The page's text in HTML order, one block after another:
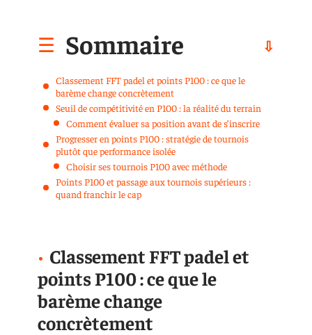
Sommaire
Classement FFT padel et points P100 : ce que le
barème change concrètement
Seuil de compétitivité en P100 : la réalité du terrain
Comment évaluer sa position avant de s’inscrire
Progresser en points P100 : stratégie de tournois
plutôt que performance isolée
Choisir ses tournois P100 avec méthode
Points P100 et passage aux tournois supérieurs :
quand franchir le cap
Classement FFT padel et
points P100 : ce que le
barème change
concrètement